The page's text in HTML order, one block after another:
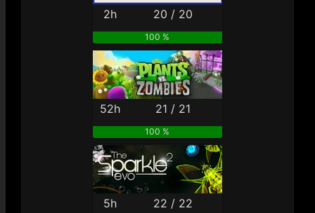
2h 20 / 20
100 %
52h 21 / 21
100 %
5h 22 / 22